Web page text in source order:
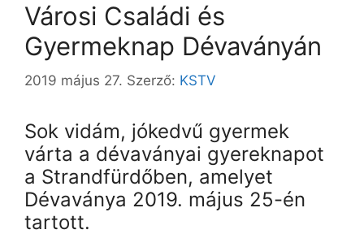
Városi Családi és
Gyermeknap Dévaványán
2019 május 27. Szerző: KSTV
Sok vidám, jókedvű gyermek
várta a dévaványai gyereknapot
a Strandfürdőben, amelyet
Dévaványa 2019. május 25-én
tartott.